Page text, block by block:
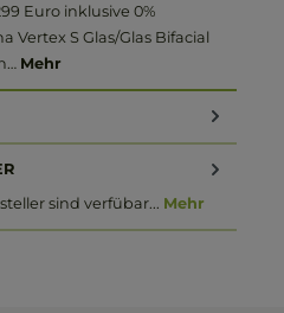
Euro inklusive 0%
Vertex S Glas/Glas Bifacial
Mehr
sind verfübar... Mehr